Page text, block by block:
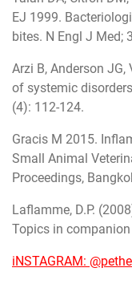
EJ 1999.
bites. N Engl J Med;
Arzi B, Anderson
of systemic
(4): 112-124.
Gracis M 2015.
Small Animal
Proceedings,
Laflamme, D.P.
Topics in
iNSTAGRAM: